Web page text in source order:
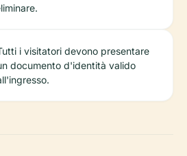
i visitatori devono presentare
documento d'identità valido